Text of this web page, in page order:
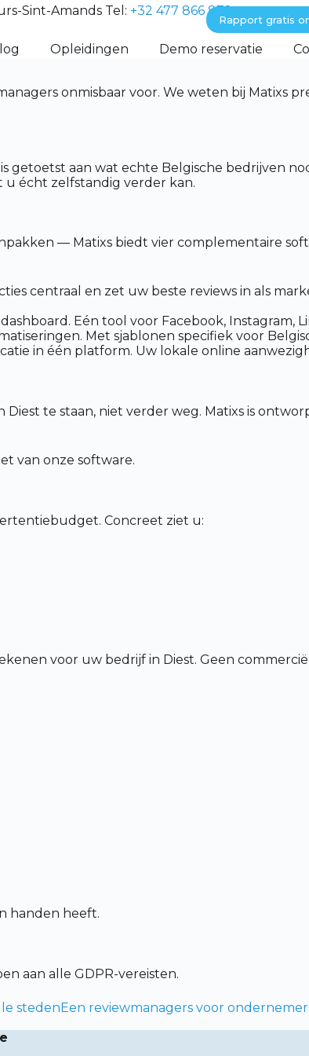
Sint-Amands Tel: +32 477 866 872
Rapport gratis
Opleidingen Demo reservatie
onmisbaar voor. We weten bij Matixs
getoetst aan wat echte Belgische bedrijven
écht zelfstandig verder kan.
— Matixs biedt vier complementaire
centraal en zet uw beste reviews in als
Eén tool voor Facebook, Instagram,
Met sjablonen specifiek voor
in één platform. Uw lokale online
te staan, niet verder weg. Matixs is
van onze software.
Concreet ziet u:
voor uw bedrijf in Diest. Geen
handen heeft.
aan alle GDPR-vereisten.
stedenEen reviewmanagers voor